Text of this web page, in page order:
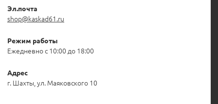
Эл.почта
shop@kaskad61.ru
Режим работы
Ежедневно с 10:00 до 18:00
Адрес
г. Шахты, ул. Маяковского 10